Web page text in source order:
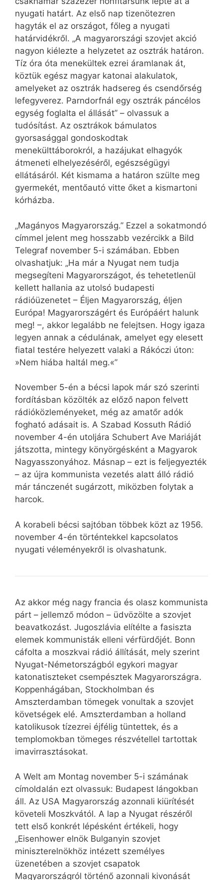
nyugati határt. Az első nap tizenötezren
hagyták el az országot, főleg a nyugati
határvidékről. „A magyarországi szovjet akció
nagyon kiélezte a helyzetet az osztrák határon.
Tíz óra óta menekültek ezrei áramlanak át,
köztük egész magyar katonai alakulatok,
amelyeket az osztrák hadsereg és csendőrség
lefegyverez. Parndorfnál egy osztrák páncélos
egység foglalta el állását” – olvassuk a
tudósítást. Az osztrákok bámulatos
gyorsasággal gondoskodtak
menekülttáborokról, a hazájukat elhagyók
átmeneti elhelyezéséről, egészségügyi
ellátásáról. Két kismama a határon szülte meg
gyermekét, mentőautó vitte őket a kismartoni
kórházba.
„Magányos Magyarország.” Ezzel a sokatmondó
címmel jelent meg hosszabb vezércikk a Bild
Telegraf november 5-i számában. Ebben
olvashatjuk: „Ha már a Nyugat nem tudja
megsegíteni Magyarországot, és tehetetlenül
kellett hallania az utolsó budapesti
rádióüzenetet – Éljen Magyarország, éljen
Európa! Magyarországért és Európáért halunk
meg! –, akkor legalább ne felejtsen. Hogy igaza
legyen annak a cédulának, amelyet egy elesett
fiatal testére helyezett valaki a Rákóczi úton:
»Nem hiába haltál meg.«”
November 5-én a bécsi lapok már szó szerinti
fordításban közölték az előző napon felvett
rádióközleményeket, még az amatőr adók
fogható adásait is. A Szabad Kossuth Rádió
november 4-én utoljára Schubert Ave Mariáját
játszotta, mintegy könyörgésként a Magyarok
Nagyasszonyához. Másnap – ezt is feljegyezték
– az újra kommunista vezetés alatt álló rádió
már tánczenét sugárzott, miközben folytak a
harcok.
A korabeli bécsi sajtóban többek közt az 1956.
november 4-én történtekkel kapcsolatos
nyugati véleményekről is olvashatunk.
Az akkor még nagy francia és olasz kommunista
párt – jellemző módon – üdvözölte a szovjet
beavatkozást. Jugoszlávia elítélte a fasiszta
elemek kommunisták elleni vérfürdőjét. Bonn
cáfolta a moszkvai rádió állítását, mely szerint
Nyugat-Németországból egykori magyar
katonatiszteket csempésztek Magyarországra.
Koppenhágában, Stockholmban és
Amszterdamban tömegek vonultak a szovjet
követségek elé. Amszterdamban a holland
katolikusok tízezrei éjfélig tüntettek, és a
templomokban tömeges részvétellel tartottak
imavirrasztásokat.
A Welt am Montag november 5-i számának
címoldalán ezt olvassuk: Budapest lángokban
áll. Az USA Magyarország azonnali kiürítését
követeli Moszkvától. A lap a Nyugat részéről
tett első konkrét lépésként értékeli, hogy
„Eisenhower elnök Bulganyin szovjet
miniszterelnökhöz intézett személyes
üzenetében a szovjet csapatok
Magyarországról történő azonnali kivonását